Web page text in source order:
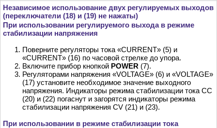
Независимое использование двух регулируемых выходов
(переключатели (18) и (19) не нажаты)
При использовании регулируемого выхода в режиме
стабилизации напряжения
Поверните регуляторы тока «CURRENT» (5) и
«CURRENT» (16) по часовой стрелке до упора.
Включите прибор кнопкой POWER (7).
Регуляторами напряжения «VOLTAGE» (6) и «VOLTAGE»
(17) установите необходимое значение выходного
напряжения. Индикаторы режима стабилизации тока СС
(20) и (22) погаснут и загорятся индикаторы режима
стабилизации напряжения CV (21) и (23).
При использовании в режиме стабилизации тока